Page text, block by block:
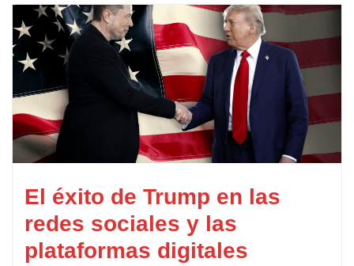
El éxito de Trump en las
redes sociales y las
plataformas digitales